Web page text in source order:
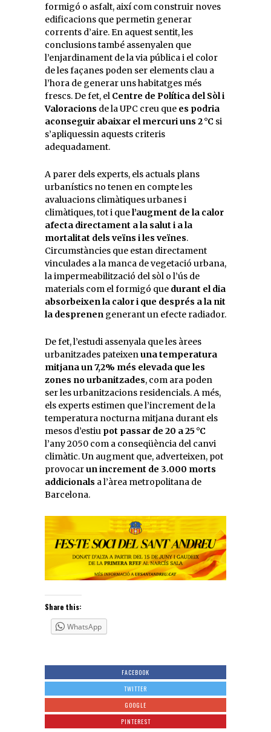
formigó o asfalt, així com construir noves
edificacions que permetin generar
corrents d’aire. En aquest sentit, les
conclusions també assenyalen que
l’enjardinament de la via pública i el color
de les façanes poden ser elements clau a
l’hora de generar uns habitatges més
frescs. De fet, el Centre de Política del Sòl i
Valoracions de la UPC creu que es podria
aconseguir abaixar el mercuri uns 2 °C si
s’apliquessin aquests criteris
adequadament.
A parer dels experts, els actuals plans
urbanístics no tenen en compte les
avaluacions climàtiques urbanes i
climàtiques, tot i quel’augment de la calor
afecta directament a la salut i a la
mortalitat dels veïns i les veïnes.
Circumstàncies que estan directament
vinculades a la manca de vegetació urbana,
la impermeabilització del sòl o l’ús de
materials com el formigó que durant el dia
absorbeixen la calor i que després a la nit
la desprenen generant un efecte radiador.
De fet, l’estudi assenyala que les àrees
urbanitzades pateixenuna temperatura
mitjana un 7,2% més elevada que les
zones no urbanitzades, com ara poden
ser les urbanitzacions residencials. A més,
els experts estimen que l’increment de la
temperatura nocturna mitjana durant els
mesos d’estiu pot passar de 20 a 25 °C
l’any 2050 com a conseqüència del canvi
climàtic. Un augment que, adverteixen, pot
provocarun increment de 3.000 morts
addicionals a l’àrea metropolitana de
Barcelona.
Share this:
WhatsApp
FACEBOOK
TWITTER
GOOGLE
PINTEREST